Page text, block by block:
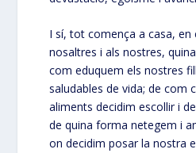
I sí, tot comença a casa, en
nosaltres i als nostres,
com eduquem els nostres
saludables de vida; de com
aliments decidim escollir i
de quina forma netegem i
on decidim posar la nostra